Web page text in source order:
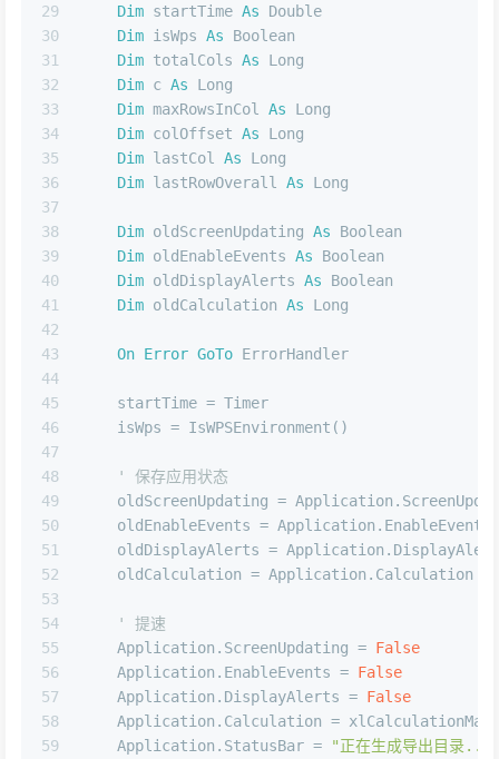
29
30
31
32
33
34
35
36
37
38
39
40
41
42
43
44
45
46
47
48
49
50
51
52
53
54
55
56
57
58
59
Dim startTime As
Double
Dim isWps As
Boolean
Dim totalCols As
Long
Dim c As
Long
Dim maxRowsInCol As
Long
Dim colOffset As
Long
Dim lastCol As
Long
Dim lastRowOverall As Long
Dim oldScreenUpdating As
Boolean
Dim oldEnableEvents As
Boolean
Dim oldDisplayAlerts As
Boolean
Dim oldCalculation As Long
On Error GoTo ErrorHandler
    startTime = Timer
    isWps = IsWPSEnvironment()
' 保存应用状态
oldScreenUpdating =
    oldEnableEvents = Application.EnableEvents
oldDisplayAlerts =
    oldCalculation = Application.Calculation
' 提速
    Application.ScreenUpdating =
False
    Application.EnableEvents =
False
    Application.DisplayAlerts =
False
Application.Calculation =
    Application.StatusBar =
"正在生成导出目录..."